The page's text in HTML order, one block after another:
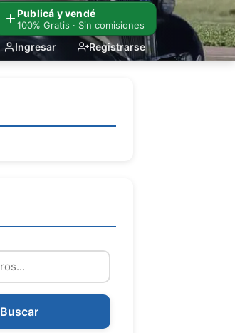
Publicá y vendé
100% Gratis · Sin comisiones
Ingresar Registrarse
Buscar